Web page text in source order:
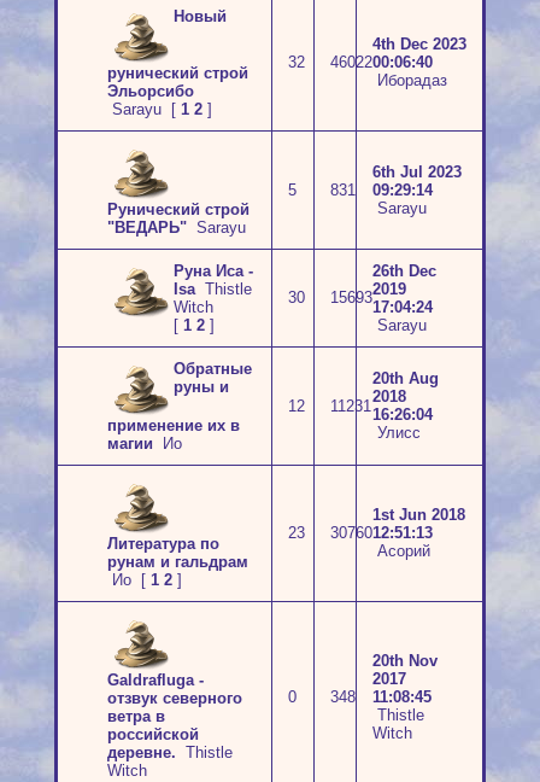
Новый
рунический строй
Эльорсибо
Sarayu
[ 1 2 ]
32 46022
4th Dec 2023
00:06:40
Иборадаз
Рунический строй
"ВЕДАРЬ" Sarayu
5 831
6th Jul 2023
09:29:14
Sarayu
Руна Иса -
Isa Thistle
Witch
[ 1 2 ]
30 15693
26th Dec
2019
17:04:24
Sarayu
Обратные
руны и
применение их в
магии
Ио
12 11231
20th Aug
2018
16:26:04
Улисс
Литература по
рунам и гальдрам
Ио
[ 1 2 ]
23 30760
1st Jun 2018
12:51:13
Асорий
Galdrafluga -
отзвук северного
ветра в
российской
деревне. Thistle
Witch
0 348
20th Nov
2017
11:08:45
Thistle
Witch